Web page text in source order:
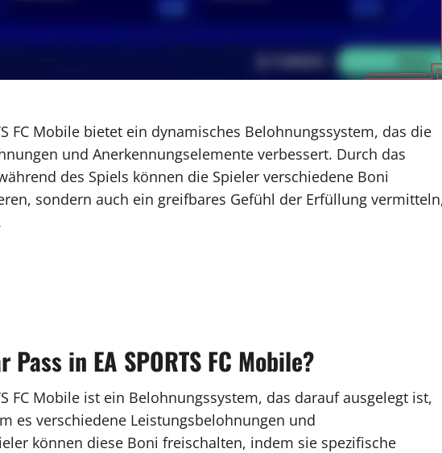
FC Mobile bietet ein dynamisches Belohnungssystem, das die
und Anerkennungselemente verbessert. Durch das
des Spiels können die Spieler verschiedene Boni
sondern auch ein greifbares Gefühl der Erfüllung
in EA SPORTS FC Mobile?
FC Mobile ist ein Belohnungssystem, das darauf ausgelegt ist,
es verschiedene Leistungsbelohnungen und
können diese Boni freischalten, indem sie spezifische